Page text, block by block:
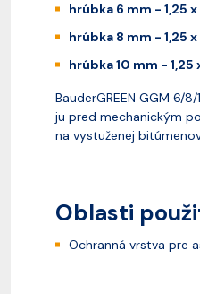
hrúbka 6 mm - 1,25
hrúbka 8 mm - 1,25
hrúbka 10 mm -
BauderGREEN GGM 6/
ju pred mechanickým
na vystuženej
Oblasti
Ochranná vrstva pre